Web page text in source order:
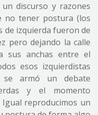
discurso y razones
no tener postura (los
de izquierda fueron de
pero dejando la calle
sus anchas entre el
esos izquierdistas
armó un debate
y el momento
reproducimos un